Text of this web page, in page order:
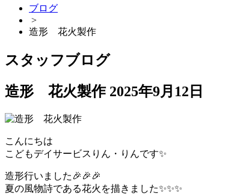
ブログ
>
造形 花火製作
スタッフブログ
造形 花火製作 2025年9月12日
こんにちは
こどもデイサービスりん・りんです✨
造形行いました🎉🎉🎉
夏の風物詩である花火を描きました✨✨✨